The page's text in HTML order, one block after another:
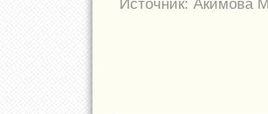
Источник: Акимова